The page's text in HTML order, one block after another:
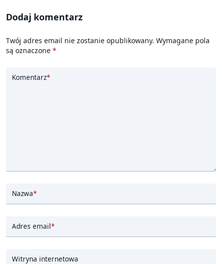
screen-
text">Page</span>
Dodaj komentarz
Twój adres email nie zostanie opublikowany. Wymagane pola
są oznaczone *
Komentarz*
Nazwa*
Adres email*
Witryna internetowa